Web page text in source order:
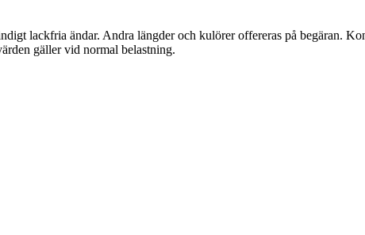
lackfria ändar. Andra längder och kulörer offereras på begäran.
gäller vid normal belastning.